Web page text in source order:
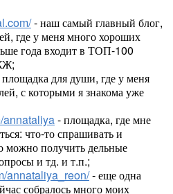
- наш самый главный блог,
где у меня много хороших
года входит в ТОП-100
для души, где у меня
с которыми я знакома уже
annataliya- площадка, где мне
что-то спрашивать и
можно получить дельные
и тд. и т.п.;
annataliya_reon/- еще одна
собралось много моих